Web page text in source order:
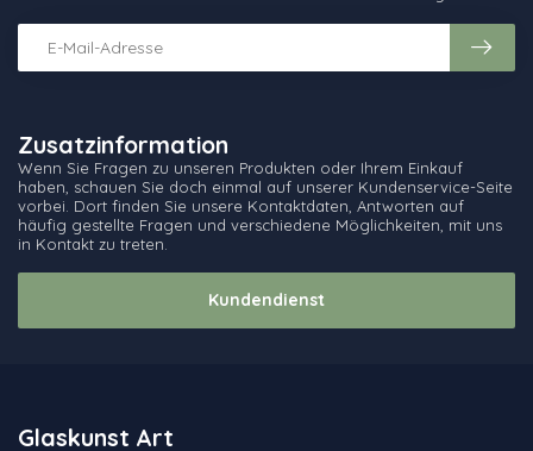
Zusatzinformation
Wenn Sie Fragen zu unseren Produkten oder Ihrem Einkauf
haben, schauen Sie doch einmal auf unserer Kundenservice-Seite
vorbei. Dort finden Sie unsere Kontaktdaten, Antworten auf
häufig gestellte Fragen und verschiedene Möglichkeiten, mit uns
in Kontakt zu treten.
Kundendienst
Glaskunst Art